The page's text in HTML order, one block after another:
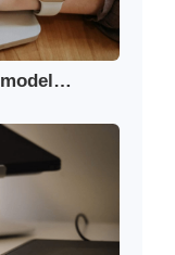
model…